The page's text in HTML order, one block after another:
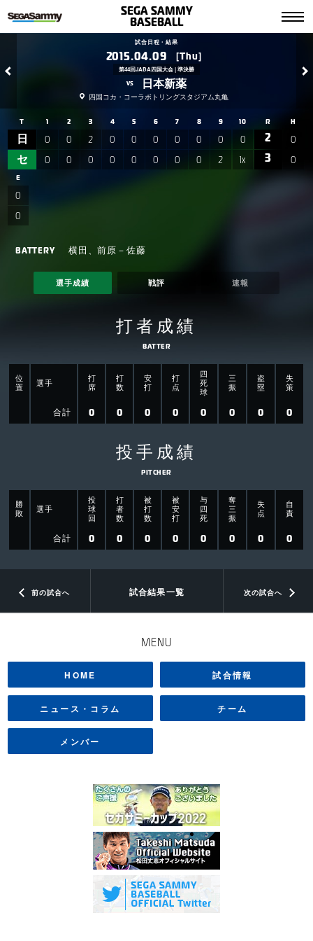
SEGA SAMMY
BASEBALL
試合日程・結果
2015.04.09 [Thu]
第44回JABA四国大会 準決勝
vs 日本新薬
四国コカ・コーラボトリングスタジアム丸亀
T 1 2 3 4 5 6 7 8 9 10 R H
E
日 0 0 2 0 0 0 0 0 0 0 2 0
0
セ 0 0 0 0 0 0 0 0 2 1x 3 0
0
BATTERY 横田、前原－佐藤
選手成績 戦評 速報
打者成績
BATTER
位
置
選手
打
席
打
数
安
打
打
点
四
死
球
三
振
盗
塁
失
策
合計 0 0 0 0 0 0 0 0
投手成績
PITCHER
勝
敗
選手
投
球
回
打
者
数
被
打
数
被
安
打
与
四
死
奪
三
振
失
点
自
責
合計 0 0 0 0 0 0 0 0
前の試合へ 試合結果一覧 次の試合へ
MENU
HOME 試合情報
ニュース・コラム チーム
メンバー